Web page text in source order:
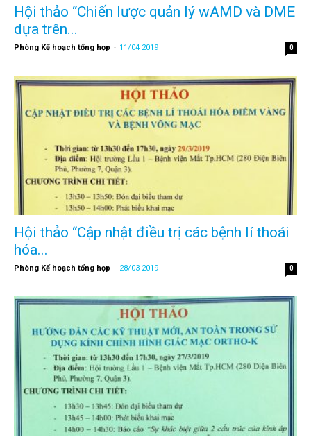
Hội thảo “Chiến lược quản lý wAMD và DME
dựa trên...
Phòng Kế hoạch tổng họp - 11/04 2019 0
Hội thảo “Cập nhật điều trị các bệnh lí thoái
hóa...
Phòng Kế hoạch tổng họp - 28/03 2019 0